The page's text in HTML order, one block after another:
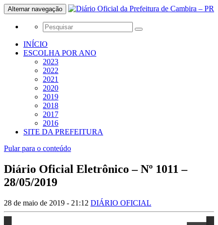
Alternar navegação
INÍCIO
ESCOLHA POR ANO
2023
2022
2021
2020
2019
2018
2017
2016
SITE DA PREFEITURA
Pular para o conteúdo
Diário Oficial Eletrônico – Nº 1011 –
28/05/2019
28 de maio de 2019 - 21:12 DIÁRIO OFICIAL